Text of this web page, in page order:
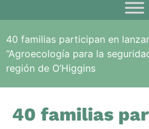
40 familias participan en
“Agroecología para la
región de O’Higgins
40 familias